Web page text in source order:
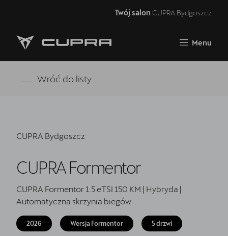
Twój salon CUPRA Bydgoszcz
Menu
Strona główna
Samochody dostępne od ręki
Jazda próbna CUPRĄ
CUPRA For Business
Akcesoria CUPRA
Finansowanie
Wróć do listy
CUPRA Bydgoszcz
CUPRA Formentor
CUPRA Formentor 1.5 eTSI 150 KM | Hybryda |
Automatyczna skrzynia biegów
2026 Wersja Formentor 5 drzwi